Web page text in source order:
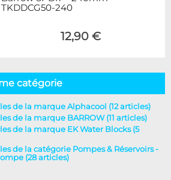
TKDDCG50-240
12,90 €
catégorie
de la marque Alphacool (12 articles)
de la marque BARROW (11 articles)
de la marque EK Water Blocks (5
de la catégorie Pompes & Réservoirs -
(28 articles)